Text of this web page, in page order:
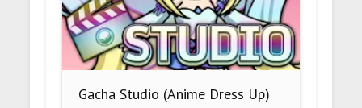
Gacha Studio (Anime Dress Up)